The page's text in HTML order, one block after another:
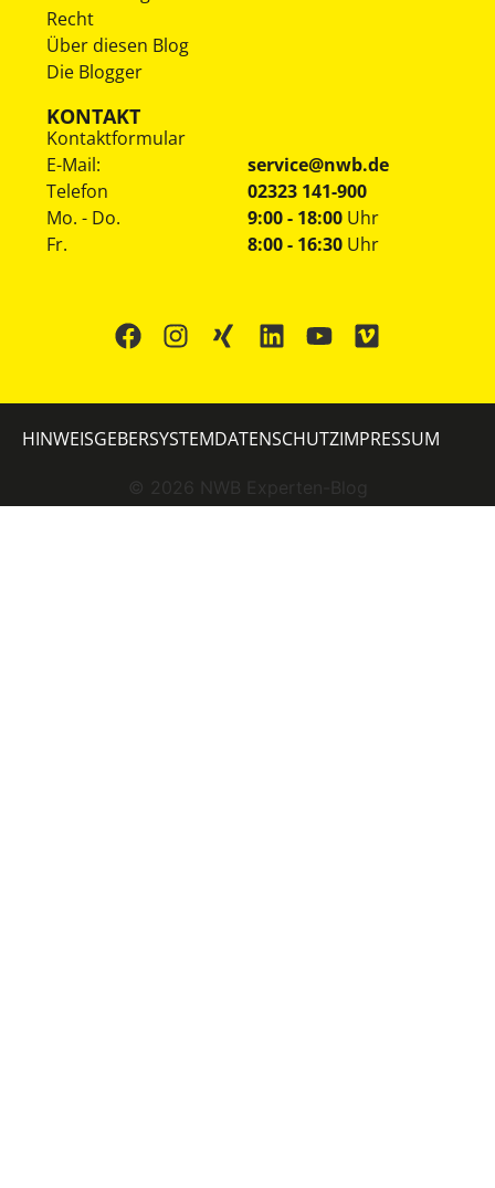
Recht
Über diesen Blog
Die Blogger
KONTAKT
Kontaktformular
E-Mail:
service@nwb.de
Telefon
02323 141-900
Mo. - Do.
Fr.
9:00 - 18:00 Uhr
8:00 - 16:30 Uhr
© 2026 NWB Experten-Blog
HINWEISGEBERSYSTEMDATENSCHUTZIMPRESSUM